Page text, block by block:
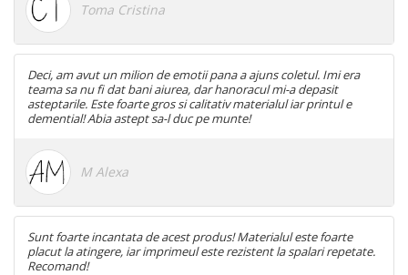
Toma Cristina
Deci, am avut un milion de emotii pana a ajuns coletul. Imi era
teama sa nu fi dat bani aiurea, dar hanoracul mi-a depasit
asteptarile. Este foarte gros si calitativ materialul iar printul e
demential! Abia astept sa-l duc pe munte!
M Alexa
Sunt foarte incantata de acest produs! Materialul este foarte
placut la atingere, iar imprimeul este rezistent la spalari repetate.
Recomand!